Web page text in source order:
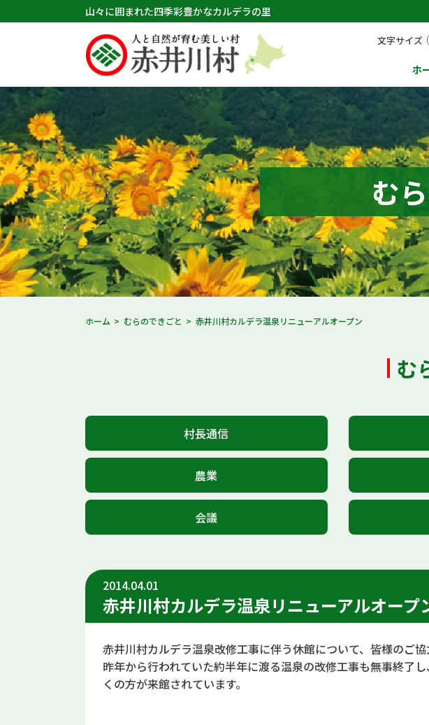
山々に囲まれた四季彩豊かなカルデラの里
ホ
文字サイズ
む
ホーム むらのできごと 赤井川村カルデラ温泉リニューアルオープン
む
村長通信
農業
会議
2014.04.01
赤井川村カルデラ温泉リニューアルオープ
赤井川村カルデラ温泉改修工事に伴う休館について、皆様のご
昨年から行われていた約半年に渡る温泉の改修工事も無事終了
くの方が来館されています。